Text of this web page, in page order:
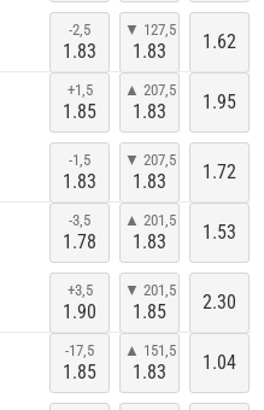
-2,5
1.83
▼ 127,5
1.83 1.62
+1,5
1.85
-1,5
1.83
▲ 207,5
1.83
▼ 207,5
1.83
1.95
1.72
-3,5
1.78
+3,5
1.90
▲ 201,5
1.83
▼ 201,5
1.85
1.53
2.30
-17,5
1.85
▲ 151,5
1.83 1.04